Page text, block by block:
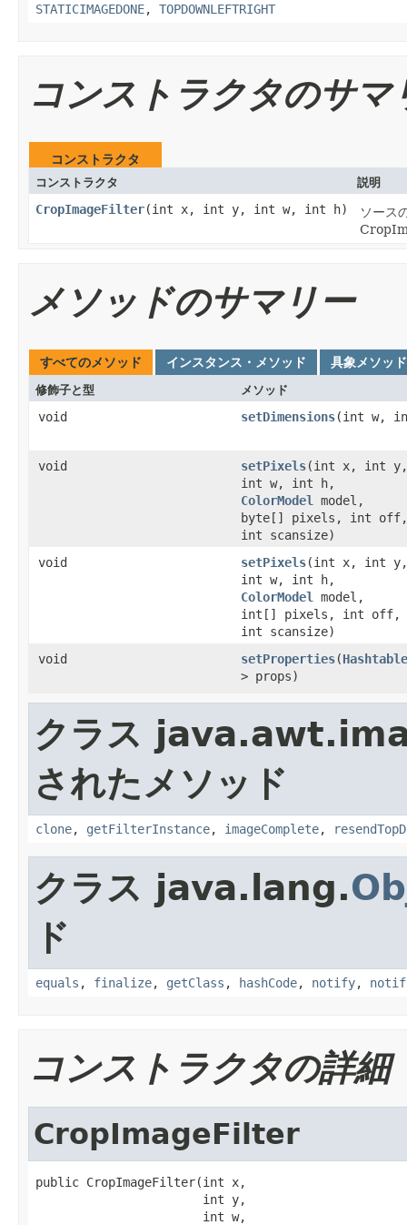
STATICIMAGEDONE, TOPDOWNLEFTRIGHT
コンストラクタのサマ
コンストラクタ
コンストラクタ 説明
CropImageFilter(int x, int y, int w, int h)
ソース
メソッドのサマリー
すべてのメソッド インスタンス・メソッド 具象メソッド
修飾子と型 メソッド
void setDimensions(int w,
void setPixels(int x, int y,
int w, int h,
ColorModel
model,
byte[] pixels, int off,
int scansize)
void
setPixels(int x, int y,
int w, int h,
ColorModel
model,
int[] pixels, int off,
int scansize)
void
setProperties(Hashtable
> props)
クラス
されたメソッド
clone, getFilterInstance, imageComplete,
クラス java.lang.
ド
equals , finalize, getClass , hashCode, notify,
コンストラクタの詳細
CropImageFilter
public CropImageFilter(int x,
                       int y,
                       int w,